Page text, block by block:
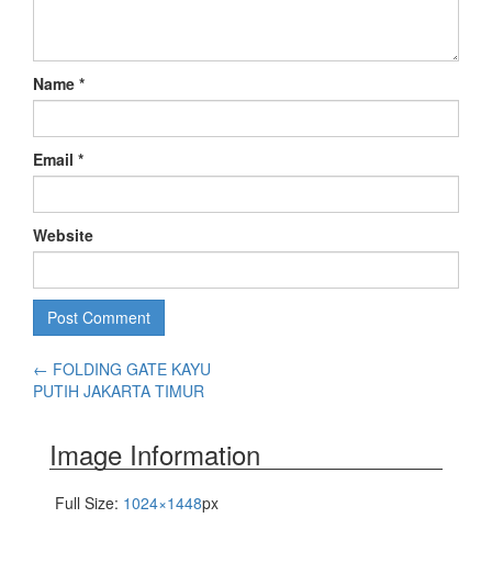
Name *
Email *
Website
← FOLDING GATE KAYU
PUTIH JAKARTA TIMUR
Image Information
Full Size: 1024×1448px